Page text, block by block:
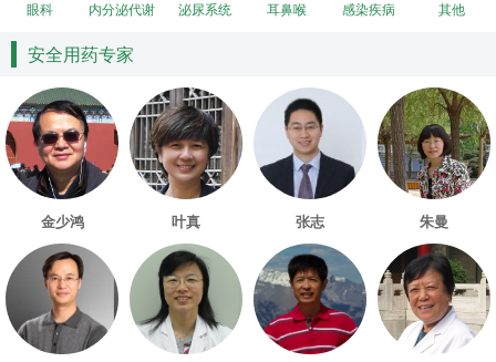
眼科 内分泌代谢 泌尿系统 耳鼻喉 感染疾病 其他
安全用药专家
金少鸿 叶真 张志 朱曼